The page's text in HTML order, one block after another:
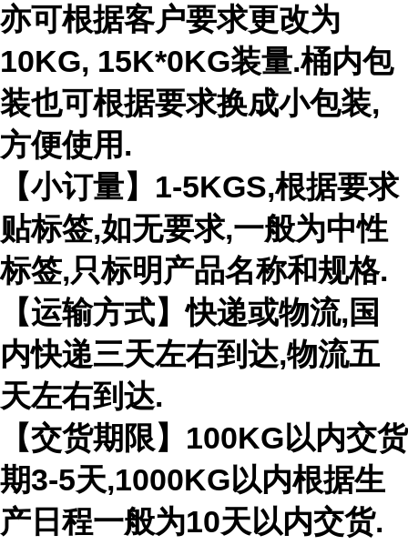
亦可根据客户要求更改为
10KG, 15K*0KG装量.桶内包
装也可根据要求换成小包装,
方便使用.
【小订量】1-5KGS,根据要求
贴标签,如无要求,一般为中性
标签,只标明产品名称和规格.
【运输方式】快递或物流,国
内快递三天左右到达,物流五
天左右到达.
【交货期限】100KG以内交货
期3-5天,1000KG以内根据生
产日程一般为10天以内交货.